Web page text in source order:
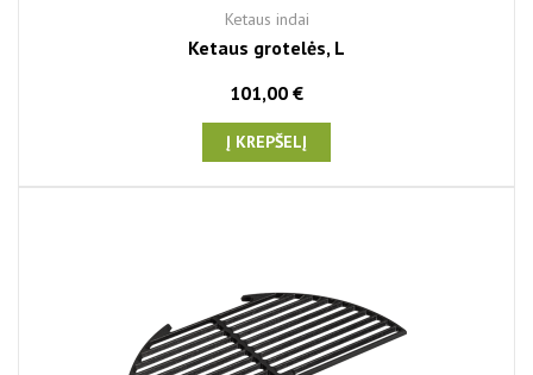
Ketaus indai
Ketaus grotelės, L
101,00 €
Į KREPŠELĮ